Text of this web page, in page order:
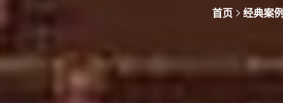
首页 经典案